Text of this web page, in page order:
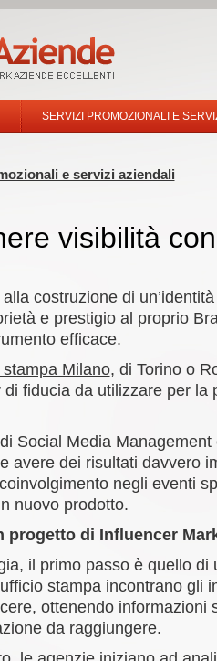
SERVIZI PROMOZIONALI E
e servizi aziendali
visibilità
costruzione di
e prestigio al proprio
efficace.
Milano, di Torino o
fiducia da utilizzare per la
Social Media Management
avere dei risultati davvero
negli eventi
nuovo prodotto.
progetto di Influencer
il primo passo è quello di
stampa incontrano gli
ottenendo informazioni
da raggiungere.